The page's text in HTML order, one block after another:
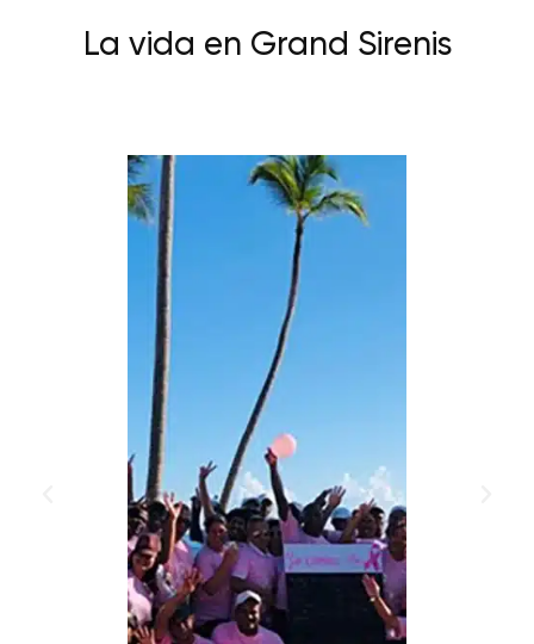
La vida en Grand Sirenis